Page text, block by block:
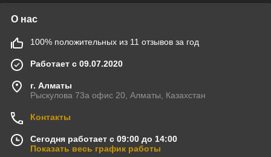
О нас
100% положительных из 11 отзывов за год
Работает с 09.07.2020
г. Алматы
Рыскулова 73а офис 20, Алматы, Казахстан
Контакты
Сегодня работает с 09:00 до 14:00
Показать весь график работы